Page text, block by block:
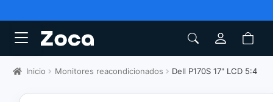
Inicio Monitores reacondicionados Dell P170S 17" LCD 5:4